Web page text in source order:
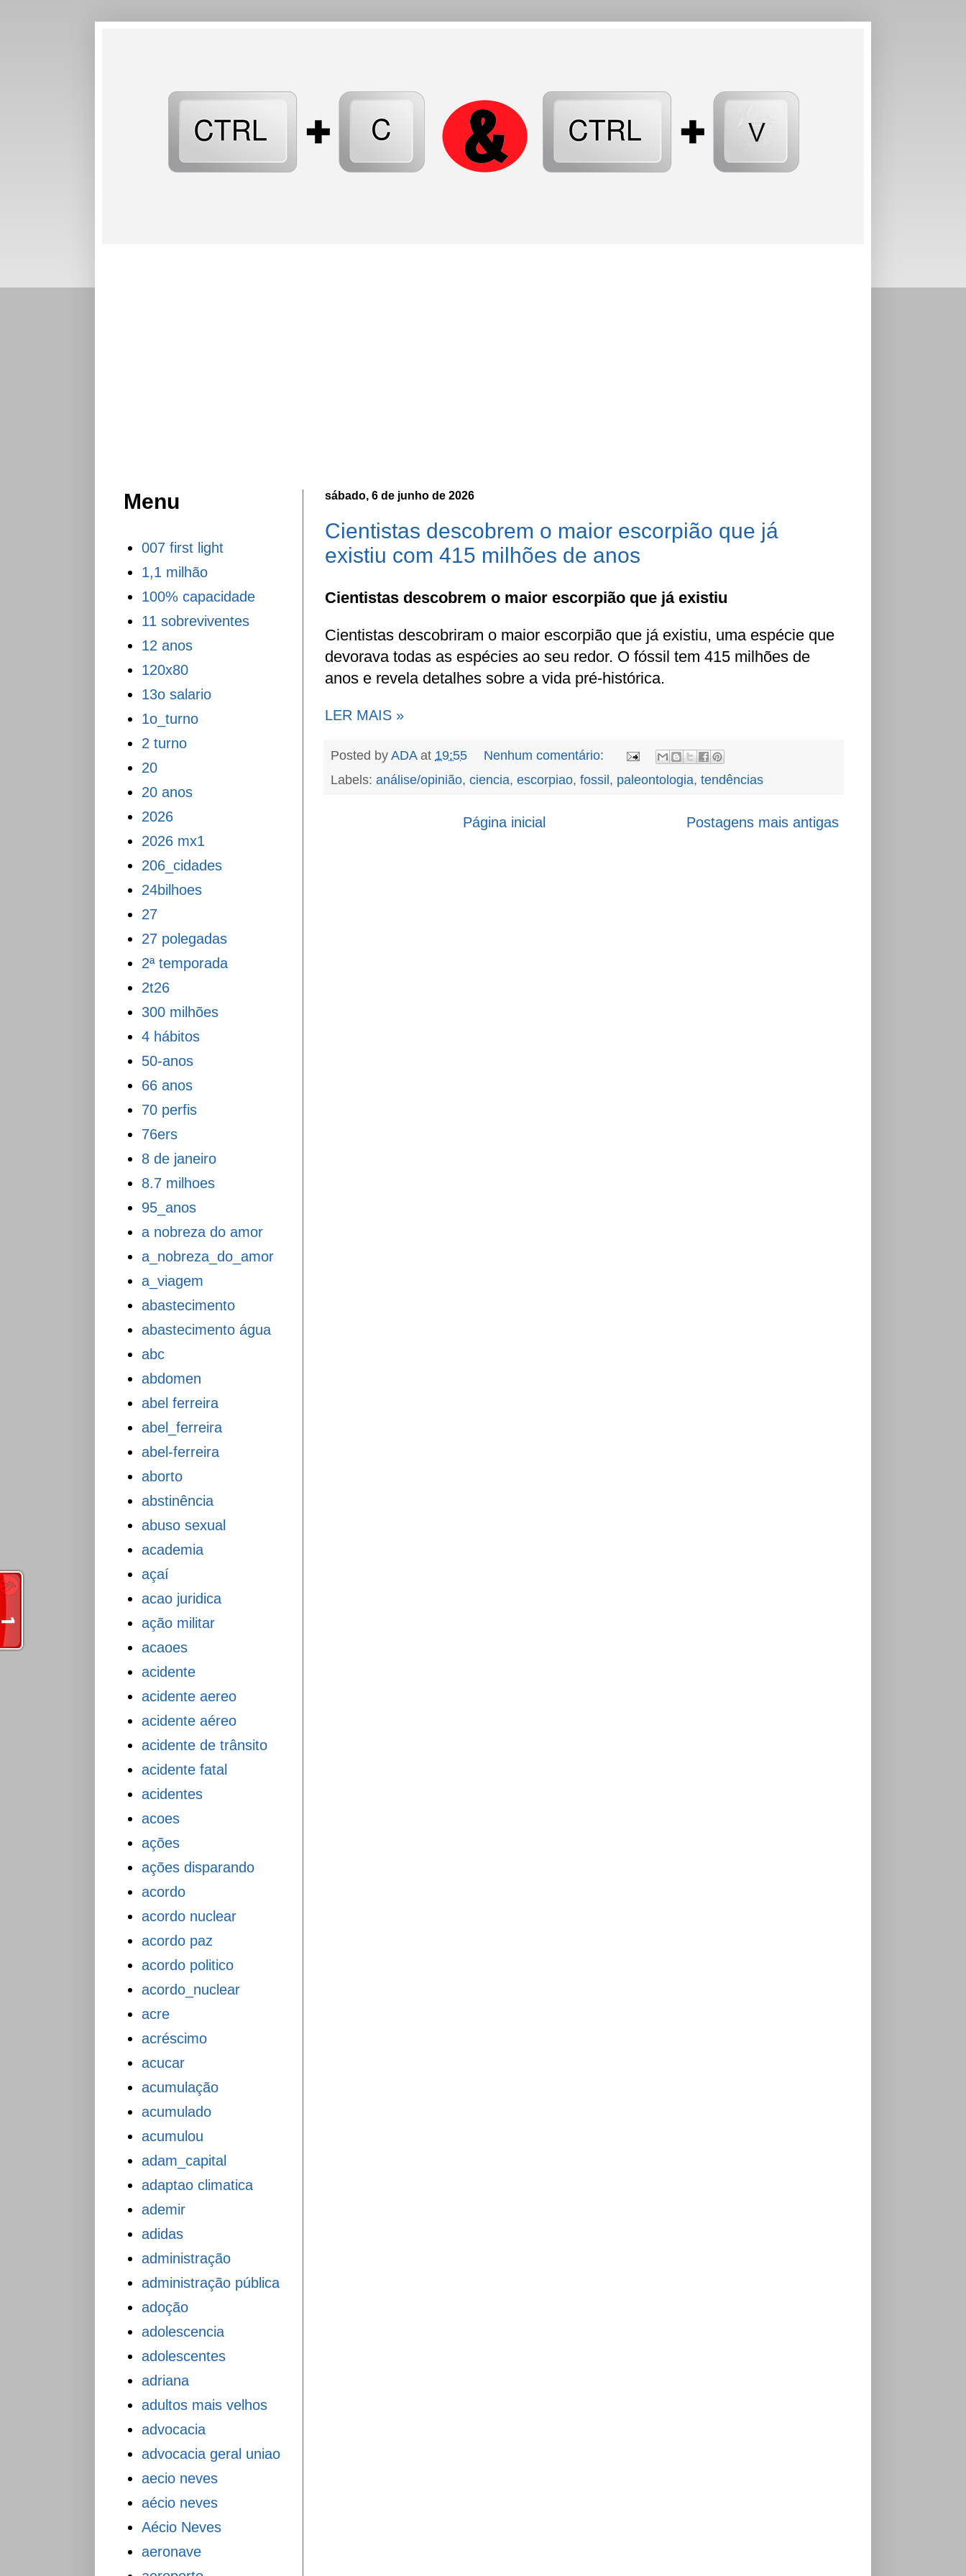
sábado, 6 de junho de 2026
Cientistas descobrem o maior escorpião que já
existiu com 415 milhões de anos
Cientistas descobrem o maior escorpião que já existiu
Cientistas descobriram o maior escorpião que já existiu, uma espécie que
devorava todas as espécies ao seu redor. O fóssil tem 415 milhões de
anos e revela detalhes sobre a vida pré-histórica.
LER MAIS »
Posted by ADA at 19:55
Nenhum comentário:
Labels: análise/opinião, ciencia, escorpiao, fossil, paleontologia, tendências
Postagens mais antigas
Página inicial
Menu
007 first light
1,1 milhão
100% capacidade
11 sobreviventes
12 anos
120x80
13o salario
1o_turno
2 turno
20
20 anos
2026
2026 mx1
206_cidades
24bilhoes
27
27 polegadas
2ª temporada
2t26
300 milhões
4 hábitos
50-anos
66 anos
70 perfis
76ers
8 de janeiro
8.7 milhoes
95_anos
a nobreza do amor
a_nobreza_do_amor
a_viagem
abastecimento
abastecimento água
abc
abdomen
abel ferreira
abel_ferreira
abel-ferreira
aborto
abstinência
abuso sexual
academia
açaí
acao juridica
ação militar
acaoes
acidente
acidente aereo
acidente aéreo
acidente de trânsito
acidente fatal
acidentes
acoes
ações
ações disparando
acordo
acordo nuclear
acordo paz
acordo politico
acordo_nuclear
acre
acréscimo
acucar
acumulação
acumulado
acumulou
adam_capital
adaptao climatica
ademir
adidas
administração
administração pública
adoção
adolescencia
adolescentes
adriana
adultos mais velhos
advocacia
advocacia geral uniao
aecio neves
aécio neves
Aécio Neves
aeronave